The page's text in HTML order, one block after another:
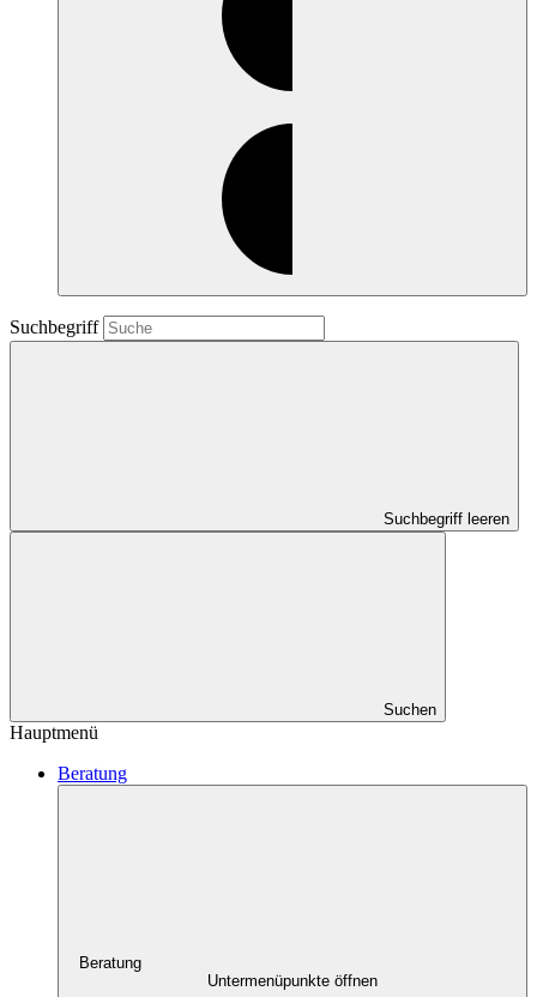
Suchbegriff
Suchbegriff leeren
Suchen
Hauptmenü
Beratung
Beratung
Untermenüpunkte öffnen